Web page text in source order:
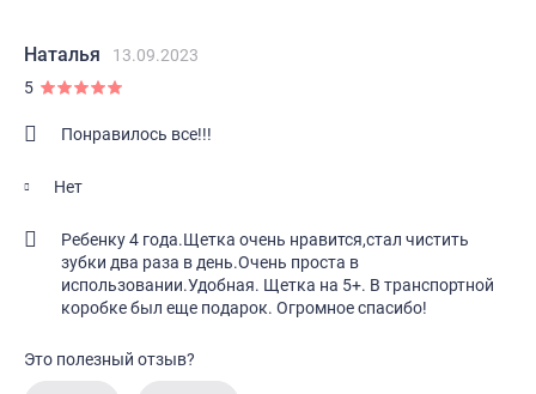
Наталья
13.09.2023
5
Понравилось все!!!
Нет
Ребенку 4 года.Щетка очень нравится,стал чистить
зубки два раза в день.Очень проста в
использовании.Удобная. Щетка на 5+. В транспортной
коробке был еще подарок. Огромное спасибо!
Это полезный отзыв?